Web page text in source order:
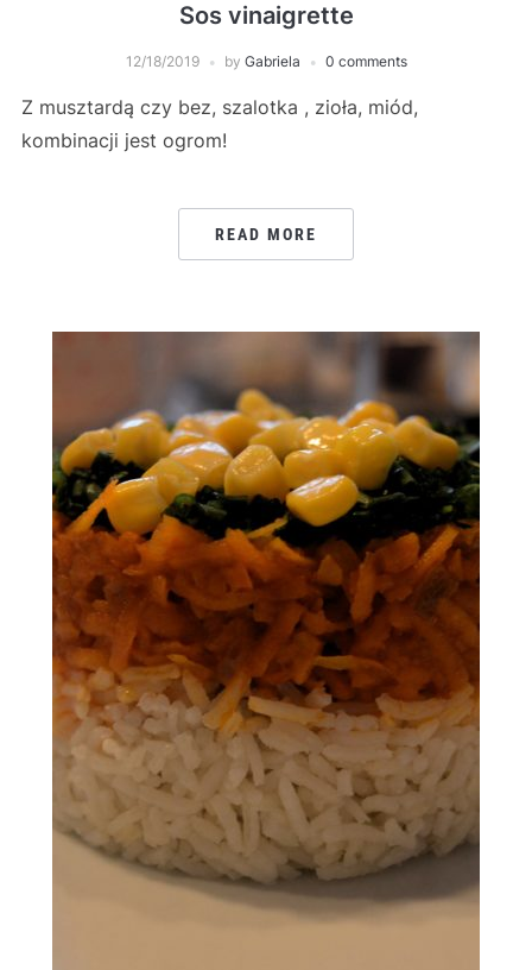
Sos vinaigrette
12/18/2019 by Gabriela 0 comments
Z musztardą czy bez, szalotka , zioła, miód,
kombinacji jest ogrom!
READ MORE